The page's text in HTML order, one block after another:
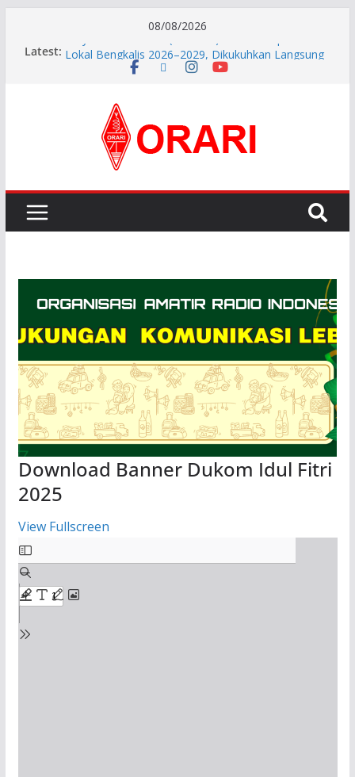
08/08/2026
Latest: Aftiyedi Dalimunthe (YC5NNF) Resmi Pimpin ORARI
Lokal Bengkalis 2026–2029, Dikukuhkan Langsung
Riau Beserta Jajaran Hadiri Muslok III Bengkalis
Pererat Silaturahmi, Pengurus Baru ORARI Riau
Audiensi dan Siap Bersinergi dengan Diskominfotik
INDONESIA AWARD 2026
Preparatory Group for WRC-27 )
Download Banner Dukom Idul Fitri
2025
View Fullscreen